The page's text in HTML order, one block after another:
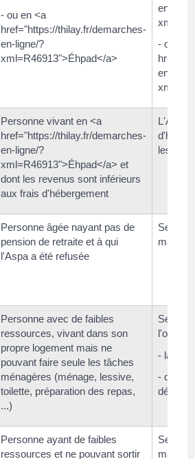
- ou en <a
href="https://thilay.fr/demarches-
en-ligne/?
xml=R46913">Éhpad</a>
en-
- ou de
en-
Personne vivant en <a
href="https://thilay.fr/demarches-
en-ligne/?
xml=R46913">Éhpad</a> et
dont les revenus sont inférieurs
aux frais d'hébergement
L'ASH
les
Personne âgée nayant pas de
pension de retraite et à qui
l'Aspa a été refusée
Se
mairie
Personne avec de faibles
ressources, vivant dans son
propre logement mais ne
pouvant faire seule les tâches
ménagères (ménage, lessive,
toilette, préparation des repas,
...)
Se
- la
- ou les
Personne ayant de faibles
ressources et ne pouvant sortir
Se
mairie